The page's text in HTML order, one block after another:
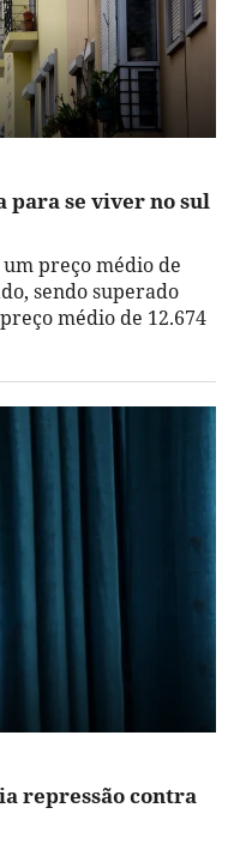
para se viver no sul
preço médio de
sendo superado
médio de 12.674
repressão contra